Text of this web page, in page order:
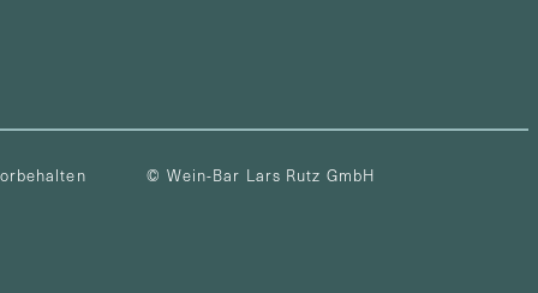
© Wein-Bar Lars Rutz GmbH